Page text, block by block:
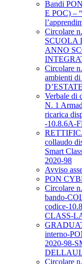
Bandi
E POC) –
Circolare
SCUOLA
ANNO
Circolare
ambienti
Verbale di
N. 1
ricarica
-10.8.6A-
collaudo
Smart
2020-98
Avviso
PON
Circolare
bando-
codice-
CLASS-
interno-
2020-98-
Circolare